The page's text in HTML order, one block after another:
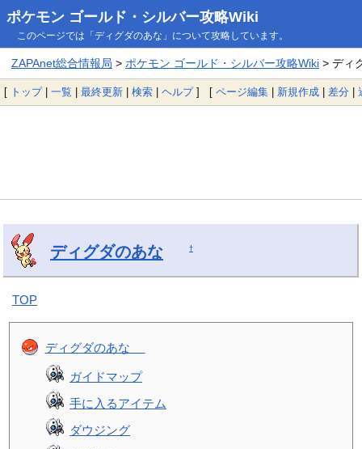
ポケモン ゴールド・シルバー攻略Wiki
このページでは「ディグダのあな」について攻略しています。
ZAPAnet総合情報局 > ポケモン ゴールド・シルバー攻略Wiki> ディ
[ トップ| 一覧 | 最終更新 | 検索 | ヘルプ] [ ページ編集 | 新規作成 | 差分 |
ディグダのあな †
TOP
ディグダのあな
ガイドマップ
手に入るアイテム
ダウジング